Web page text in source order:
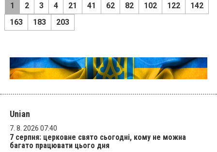
1 2 3 4 21 41 62 82 102 122
142
163
183 203
Unian
7. 8. 2026 07:40
7 серпня: церковне свято сьогодні, кому не можна
багато працювати цього дня